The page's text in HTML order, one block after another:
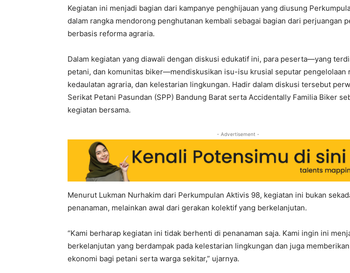
Kegiatan ini menjadi bagian dari kampanye penghijauan yang diusung
dalam rangka mendorong penghutanan kembali sebagai bagian dari perjuangan
berbasis reforma agraria.
Dalam kegiatan yang diawali dengan diskusi edukatif ini, para peserta—yang
petani, dan komunitas biker—mendiskusikan isu-isu krusial seputar pengelolaan
kedaulatan agraria, dan kelestarian lingkungan. Hadir dalam diskusi tersebut
Serikat Petani Pasundan (SPP) Bandung Barat serta Accidentally Familia Biker
kegiatan bersama.
- Advertisement -
Menurut Lukman Nurhakim dari Perkumpulan Aktivis 98, kegiatan ini bukan
penanaman, melainkan awal dari gerakan kolektif yang berkelanjutan.
“Kami berharap kegiatan ini tidak berhenti di penanaman saja. Kami ingin ini
berkelanjutan yang berdampak pada kelestarian lingkungan dan juga
ekonomi bagi petani serta warga sekitar,” ujarnya.